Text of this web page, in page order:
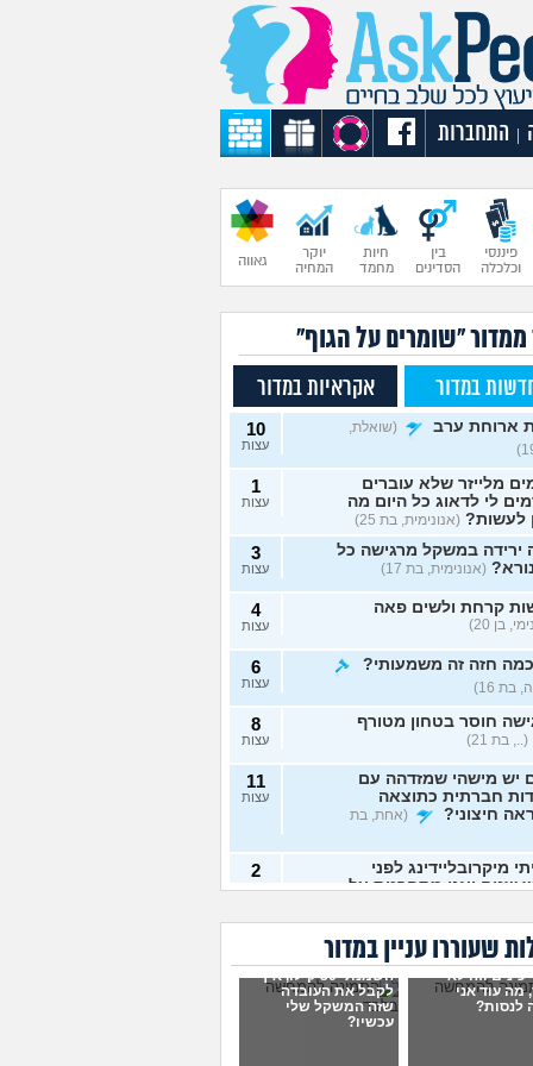
התחברות
פיננסי
וכלכלה
בין
הסדינים
חיות
מחמד
יוקר
המחיה
גאווה
ממדור "שומרים על הגוף"
במדור אקראיות במדור
ארוחת ערב (שואלת, 10
עצות
מלייזר שלא עוברים
לי לדאוג כל היום מה
לעשות? (אנונימית, בת 25)
1
עצות
ירידה במשקל מרגישה כל
(אנונימית, בת 17)
3
עצות
קרחת ולשים פאה
בן 20)
4
עצות
חזה זה משמעותי?
בת 16)
6
עצות
חוסר בטחון מטורף
(.., בת 21)
8
עצות
יש מישהי שמזדהה עם
חברתית כתוצאה
חיצוני?
(אחת, בת
11
עצות
מיקרובליידינג לפני
שנים ואני מתחרטת על
2
לדעת אם אני בחורה יפה?
כלפי חוץ?
בת 21)
אימוני כח יעילים יותר
מהירה במשקל גוף?
שעוררו עניין במדור
כינים וזה לא
מה עוד אני
לנסות?
השמנתי 30 קילו, איך
לקבל את העובדה
שזה המשקל שלי
עכשיו?